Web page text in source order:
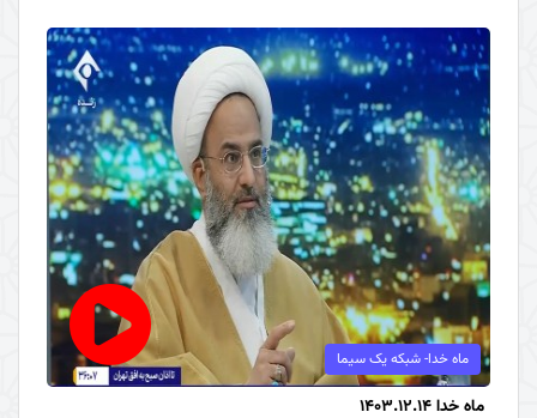
ماه خدا- شبکه یک سیما
ماه خدا 1403.12.14